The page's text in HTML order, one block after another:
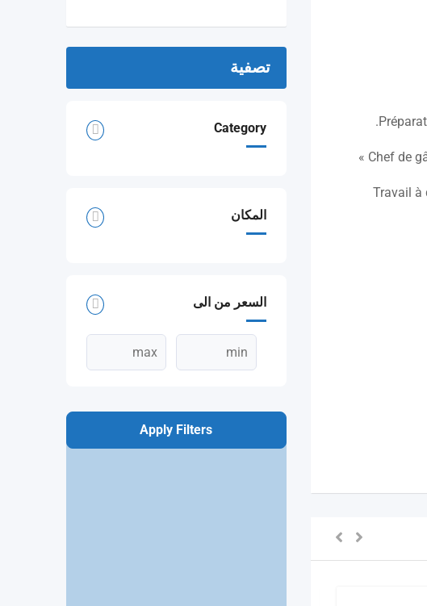
تصفية
Category
المكان
السعر من الى
Apply Filters